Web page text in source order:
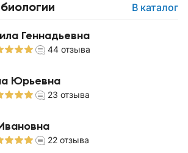
В каталог
Геннадьевна
44 отзыва
Юрьевна
23 отзыва
22 отзыва